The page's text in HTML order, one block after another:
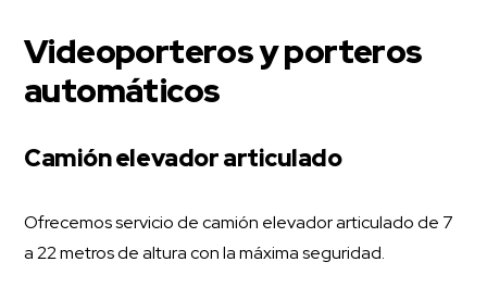
Videoporteros y porteros
automáticos
Camión elevador articulado
Ofrecemos servicio de camión elevador articulado de 7
a 22 metros de altura con la máxima seguridad.